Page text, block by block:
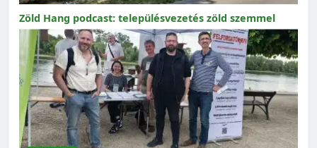
Zöld Hang podcast: településvezetés zöld szemmel